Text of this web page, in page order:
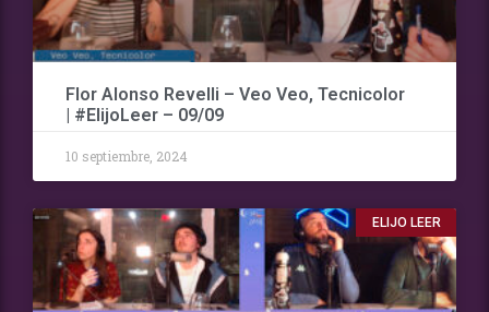
Flor Alonso Revelli – Veo Veo, Tecnicolor
| #ElijoLeer – 09/09
10 septiembre, 2024
ELIJO LEER